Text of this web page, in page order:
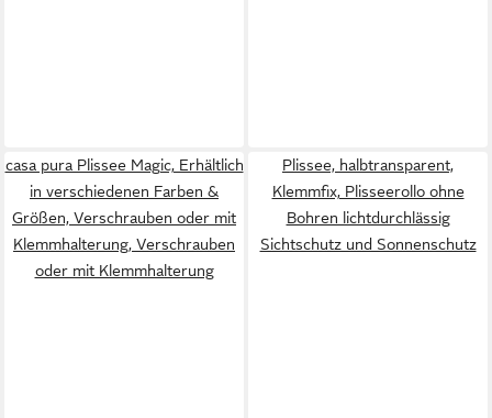
casa pura Plissee Magic, Erhältlich
in verschiedenen Farben &
Größen, Verschrauben oder mit
Klemmhalterung, Verschrauben
oder mit Klemmhalterung
Plissee, halbtransparent,
Klemmfix, Plisseerollo ohne
Bohren lichtdurchlässig
Sichtschutz und Sonnenschutz